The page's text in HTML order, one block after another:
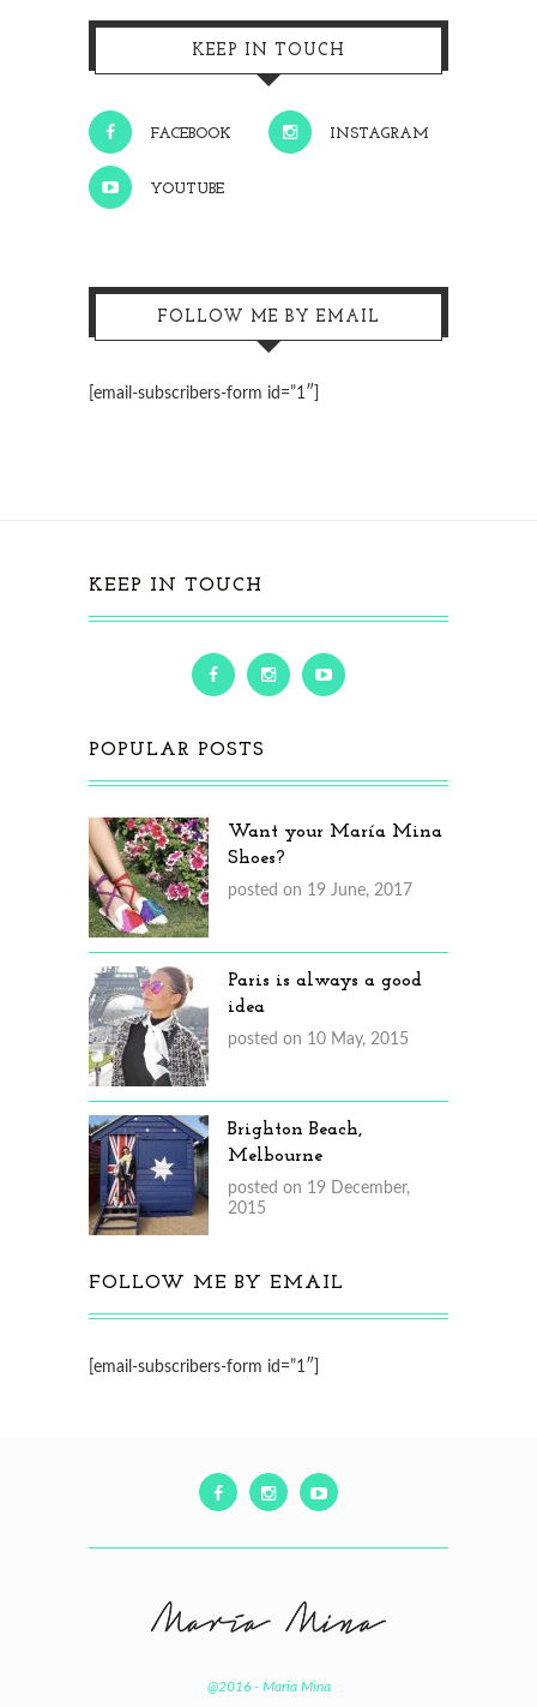
KEEP IN TOUCH
FACEBOOK INSTAGRAM
YOUTUBE
FOLLOW ME BY EMAIL
[email-subscribers-form id=”1″]
KEEP IN TOUCH
POPULAR POSTS
Want your María Mina
Shoes?
posted on 19 June, 2017
Paris is always a good
idea
posted on 10 May, 2015
Brighton Beach,
Melbourne
posted on 19 December,
2015
FOLLOW ME BY EMAIL
[email-subscribers-form id=”1″]
@2016 - Maria Mina